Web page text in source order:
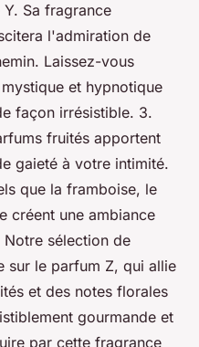
Sa fragrance
l'admiration de
Laissez-vous
et hypnotique
façon irrésistible. 3.
fruités apportent
gaieté à votre intimité.
que la framboise, le
créent une ambiance
sélection de
sur le parfum Z, qui allie
et des notes florales
gourmande et
par cette fragrance